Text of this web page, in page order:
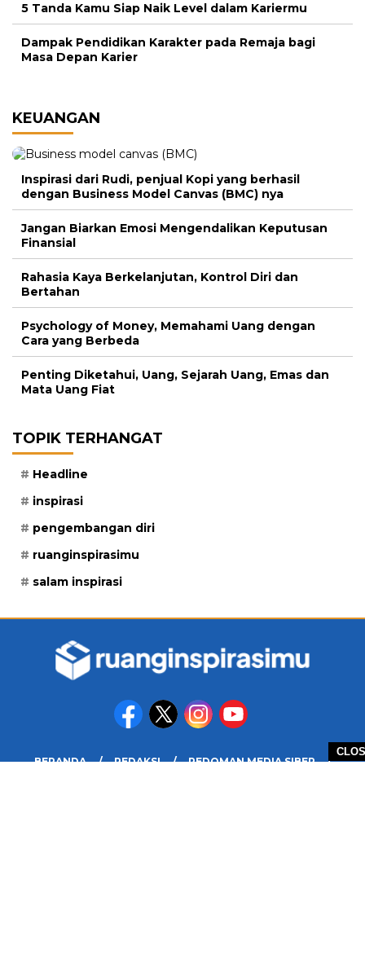
5 Tanda Kamu Siap Naik Level dalam Kariermu
Dampak Pendidikan Karakter pada Remaja bagi
Masa Depan Karier
KEUANGAN
Inspirasi dari Rudi, penjual Kopi yang berhasil
dengan Business Model Canvas (BMC) nya
Jangan Biarkan Emosi Mengendalikan Keputusan
Finansial
Rahasia Kaya Berkelanjutan, Kontrol Diri dan
Bertahan
Psychology of Money, Memahami Uang dengan
Cara yang Berbeda
Penting Diketahui, Uang, Sejarah Uang, Emas dan
Mata Uang Fiat
TOPIK TERHANGAT
Headline
inspirasi
pengembangan diri
ruanginspirasimu
salam inspirasi
BERANDA REDAKSI
PEDOMAN MEDIA SIBER